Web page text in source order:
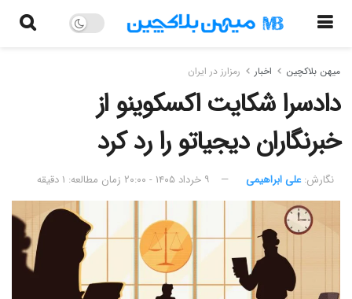
میهن بلاکچین اخبار رمزارز در ایران
دادسرا شکایت اکسکوینو از
خبرنگاران دیجیاتو را رد کرد
نگارش:‌ علی ابراهیمی ۹ خرداد ۱۴۰۵ - ۲۰:۰۰ زمان مطالعه: ۱ دقیقه